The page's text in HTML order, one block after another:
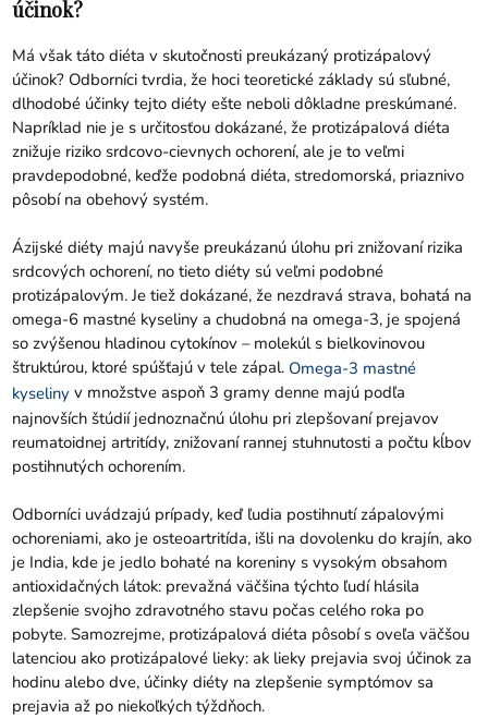
účinok?
Má však táto diéta v skutočnosti preukázaný protizápalový
účinok? Odborníci tvrdia, že hoci teoretické základy sú sľubné,
dlhodobé účinky tejto diéty ešte neboli dôkladne preskúmané.
Napríklad nie je s určitosťou dokázané, že protizápalová diéta
znižuje riziko srdcovo-cievnych ochorení, ale je to veľmi
pravdepodobné, keďže podobná diéta, stredomorská, priaznivo
pôsobí na obehový systém.
Ázijské diéty majú navyše preukázanú úlohu pri znižovaní rizika
srdcových ochorení, no tieto diéty sú veľmi podobné
protizápalovým. Je tiež dokázané, že nezdravá strava, bohatá na
omega-6 mastné kyseliny a chudobná na omega-3, je spojená
so zvýšenou hladinou cytokínov – molekúl s bielkovinovou
štruktúrou, ktoré spúšťajú v tele zápal. Omega-3 mastné
kyseliny v množstve aspoň 3 gramy denne majú podľa
najnovších štúdií jednoznačnú úlohu pri zlepšovaní prejavov
reumatoidnej artritídy, znižovaní rannej stuhnutosti a počtu kĺbov
postihnutých ochorením.
Odborníci uvádzajú prípady, keď ľudia postihnutí zápalovými
ochoreniami, ako je osteoartritída, išli na dovolenku do krajín, ako
je India, kde je jedlo bohaté na koreniny s vysokým obsahom
antioxidačných látok: prevažná väčšina týchto ľudí hlásila
zlepšenie svojho zdravotného stavu počas celého roka po
pobyte. Samozrejme, protizápalová diéta pôsobí s oveľa väčšou
latenciou ako protizápalové lieky: ak lieky prejavia svoj účinok za
hodinu alebo dve, účinky diéty na zlepšenie symptómov sa
prejavia až po niekoľkých týždňoch.